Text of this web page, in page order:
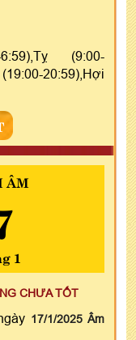
(9:00-
20:59),Hợi
ÂM
1
CHƯA TỐT
17/1/2025 Âm